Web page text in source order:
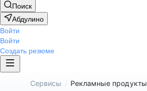
Поиск
Абдулино
Войти
Войти
Создать резюме
Сервисы / Рекламные продукты